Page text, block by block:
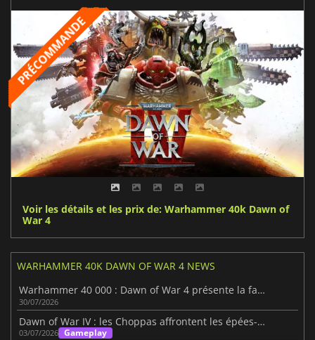
Voir les détails et les prix de: Warhammer 40k Dawn of
War 4
WARHAMMER 40K DAWN OF WAR 4 NEWS
Warhammer 40 000 : Dawn of War 4 présente la faction des Nécrons
30/07/2026
Dawn of War IV : les Choppas affrontent les épées-chaînes
03/07/2026 Gameplay